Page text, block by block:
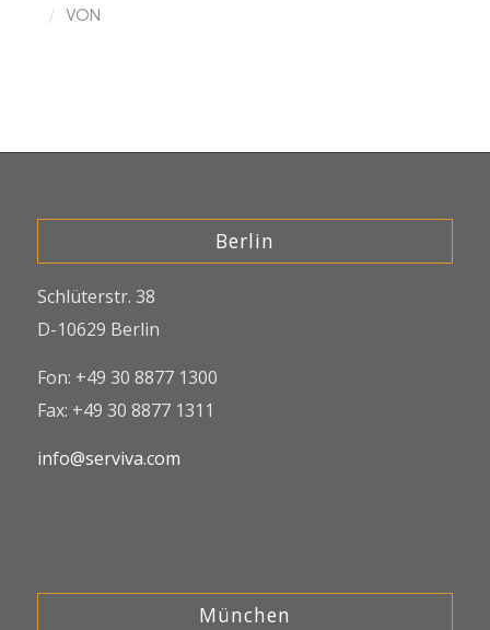
/ VON
Berlin
Schlüterstr. 38
D-10629 Berlin
Fon: +49 30 8877 1300
Fax: +49 30 8877 1311
info@serviva.com
München